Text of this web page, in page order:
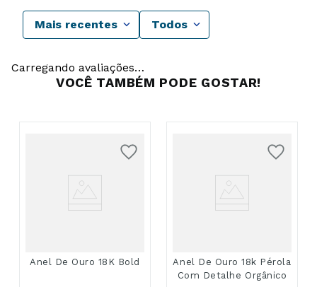
Mais recentes Todos
Carregando avaliações…
VOCÊ TAMBÉM PODE GOSTAR!
Anel De Ouro 18K Bold
Anel De Ouro 18k Pérola
Com Detalhe Orgânico